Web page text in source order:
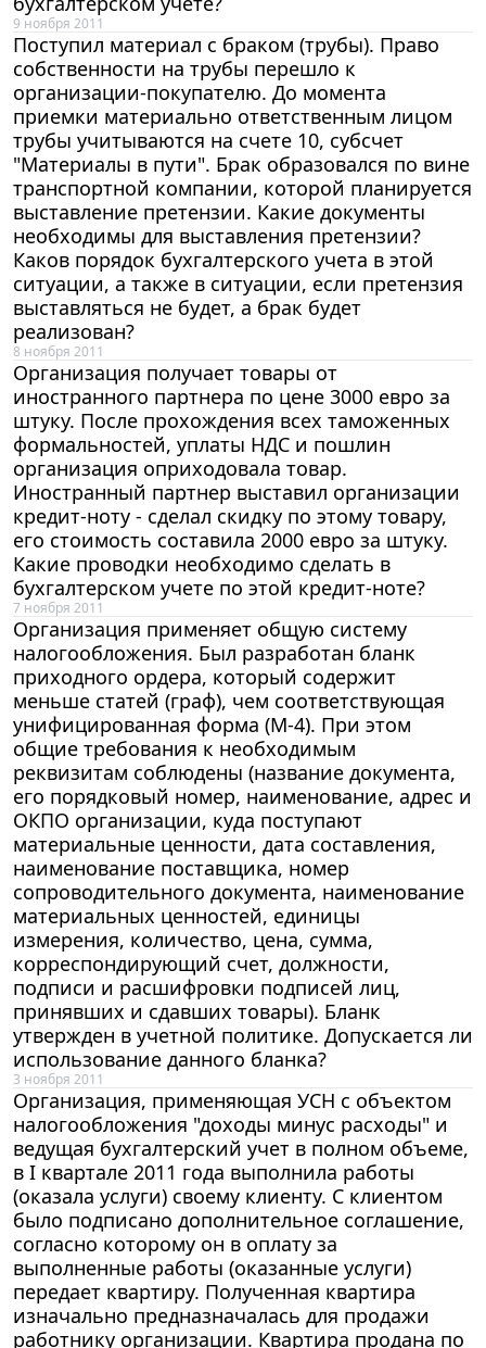
9 ноября 2011
Поступил материал с браком (трубы). Право
собственности на трубы перешло к
организации-покупателю. До момента
приемки материально ответственным лицом
трубы учитываются на счете 10, субсчет
"Материалы в пути". Брак образовался по вине
транспортной компании, которой планируется
выставление претензии. Какие документы
необходимы для выставления претензии?
Каков порядок бухгалтерского учета в этой
ситуации, а также в ситуации, если претензия
выставляться не будет, а брак будет
реализован?
8 ноября 2011
Организация получает товары от
иностранного партнера по цене 3000 евро за
штуку. После прохождения всех таможенных
формальностей, уплаты НДС и пошлин
организация оприходовала товар.
Иностранный партнер выставил организации
кредит-ноту - сделал скидку по этому товару,
его стоимость составила 2000 евро за штуку.
Какие проводки необходимо сделать в
бухгалтерском учете по этой кредит-ноте?
7 ноября 2011
Организация применяет общую систему
налогообложения. Был разработан бланк
приходного ордера, который содержит
меньше статей (граф), чем соответствующая
унифицированная форма (М-4). При этом
общие требования к необходимым
реквизитам соблюдены (название документа,
его порядковый номер, наименование, адрес и
ОКПО организации, куда поступают
материальные ценности, дата составления,
наименование поставщика, номер
сопроводительного документа, наименование
материальных ценностей, единицы
измерения, количество, цена, сумма,
корреспондирующий счет, должности,
подписи и расшифровки подписей лиц,
принявших и сдавших товары). Бланк
утвержден в учетной политике. Допускается ли
использование данного бланка?
3 ноября 2011
Организация, применяющая УСН с объектом
налогообложения "доходы минус расходы" и
ведущая бухгалтерский учет в полном объеме,
в I квартале 2011 года выполнила работы
(оказала услуги) своему клиенту. С клиентом
было подписано дополнительное соглашение,
согласно которому он в оплату за
выполненные работы (оказанные услуги)
передает квартиру. Полученная квартира
изначально предназначалась для продажи
работнику организации. Квартира продана по